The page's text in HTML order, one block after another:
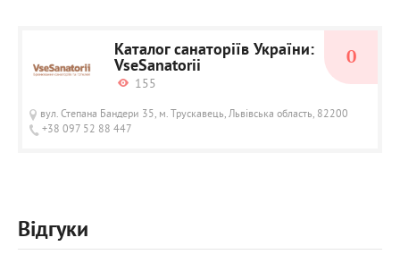
Каталог санаторіїв України:
VseSanatorii
155
вул. Степана Бандери 35, м. Трускавець, Львівська область, 82200
+38 097 52 88 447
0
Відгуки